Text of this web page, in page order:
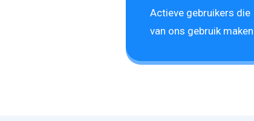
Actieve gebruikers die
van ons gebruik maken